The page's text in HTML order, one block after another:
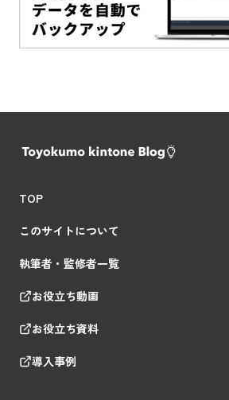
TOP
このサイトについて
執筆者・監修者一覧
お役立ち動画
お役立ち資料
導入事例